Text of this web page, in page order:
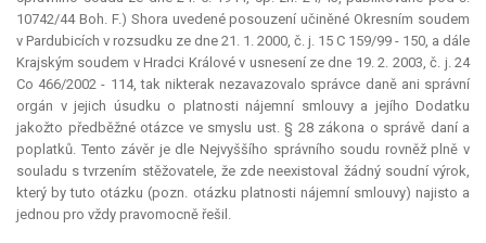
10742/44 Boh. F.) Shora uvedené posouzení učiněné Okresním soudem
v Pardubicích v rozsudku ze dne 21. 1. 2000, č. j. 15 C 159/99 - 150, a dále
Krajským soudem v Hradci Králové v usnesení ze dne 19. 2. 2003, č. j. 24
Co 466/2002 - 114, tak nikterak nezavazovalo správce daně ani správní
orgán v jejich úsudku o platnosti nájemní smlouvy a jejího Dodatku
jakožto předběžné otázce ve smyslu ust. § 28 zákona o správě daní a
poplatků. Tento závěr je dle Nejvyššího správního soudu rovněž plně v
souladu s tvrzením stěžovatele, že zde neexistoval žádný soudní výrok,
který by tuto otázku (pozn. otázku platnosti nájemní smlouvy) najisto a
jednou pro vždy pravomocně řešil.